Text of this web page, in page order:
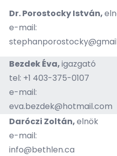
Dr. Porostocky István,
e-mail:
Bezdek Éva,igazgató
tel: +1 403-375-0107
e-mail:
eva.bezdek@hotmail.com
Daróczi Zoltán,elnök
e-mail:
info@bethlen.ca